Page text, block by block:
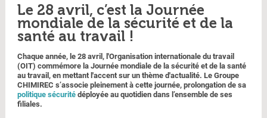
Le 28 avril, c’est la Journée
mondiale de la sécurité et de la
santé au travail !
Chaque année, le 28 avril, l'Organisation internationale du travail
(OIT) commémore la Journée mondiale de la sécurité et de la santé
au travail, en mettant l'accent sur un thème d'actualité. Le Groupe
CHIMIREC s’associe pleinement à cette journée, prolongation de sa
politique sécuritédéployée au quotidien dans l’ensemble de ses
filiales.